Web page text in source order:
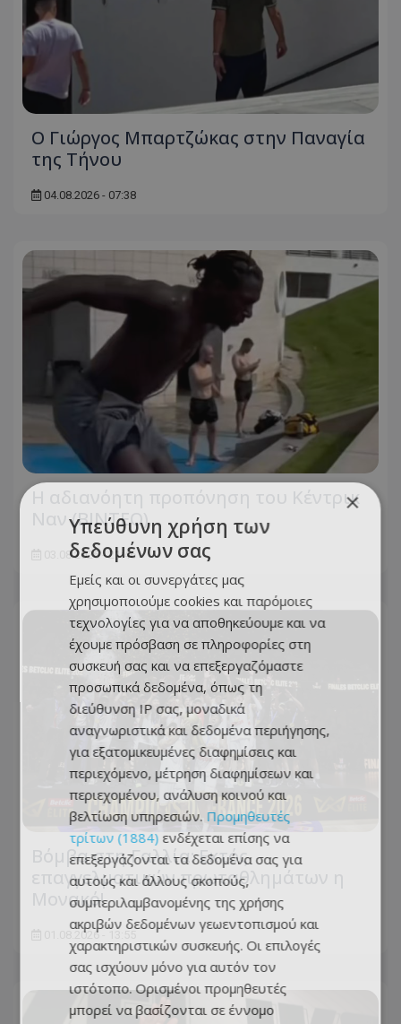
Ο Γιώργος Μπαρτζώκας στην Παναγία
της Τήνου
04.08.2026 - 07:38
Η αδιανόητη προπόνηση του Κέντρικ
Ναν (BINTEO)
03.08.2026 - 21:46
Βόμβα στη Γαλλία: Εκτός
επαγγελματικών πρωταθλημάτων η
Μονακό!
01.08.2026 - 13:55
×
Υπεύθυνη χρήση των
δεδομένων σας
Εμείς και οι συνεργάτες μας
χρησιμοποιούμε cookies και παρόμοιες
τεχνολογίες για να αποθηκεύουμε και να
έχουμε πρόσβαση σε πληροφορίες στη
συσκευή σας και να επεξεργαζόμαστε
προσωπικά δεδομένα, όπως τη
διεύθυνση IP σας, μοναδικά
αναγνωριστικά και δεδομένα περιήγησης,
για εξατομικευμένες διαφημίσεις και
περιεχόμενο, μέτρηση διαφημίσεων και
περιεχομένου, ανάλυση κοινού και
βελτίωση υπηρεσιών. Προμηθευτές
τρίτων (1884) ενδέχεται επίσης να
επεξεργάζονται τα δεδομένα σας για
αυτούς και άλλους σκοπούς,
συμπεριλαμβανομένης της χρήσης
ακριβών δεδομένων γεωεντοπισμού και
χαρακτηριστικών συσκευής. Οι επιλογές
σας ισχύουν μόνο για αυτόν τον
ιστότοπο. Ορισμένοι προμηθευτές
μπορεί να βασίζονται σε έννομο